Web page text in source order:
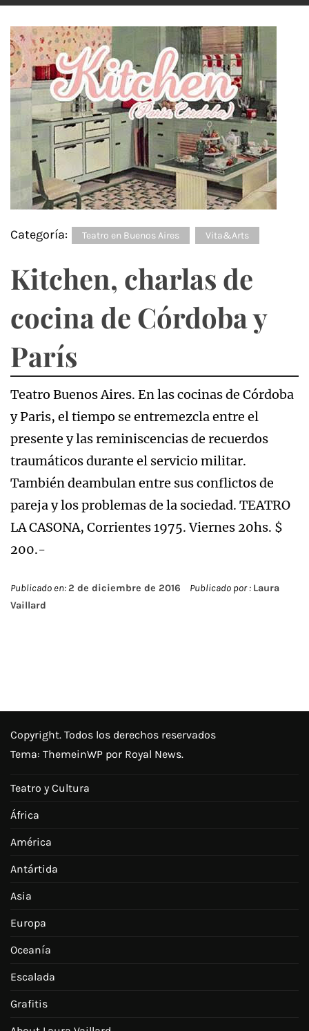
Categoría: Teatro en Buenos Aires Vita&Arts
Kitchen, charlas de
cocina de Córdoba y
París
Teatro Buenos Aires. En las cocinas de Córdoba
y Paris, el tiempo se entremezcla entre el
presente y las reminiscencias de recuerdos
traumáticos durante el servicio militar.
También deambulan entre sus conflictos de
pareja y los problemas de la sociedad. TEATRO
LA CASONA, Corrientes 1975. Viernes 20hs. $
200.-
Publicado en:2 de diciembre de 2016 Publicado por : Laura
Vaillard
Copyright. Todos los derechos reservados
Tema: ThemeinWP por Royal News.
Teatro y Cultura
África
América
Antártida
Asia
Europa
Oceanía
Escalada
Grafitis